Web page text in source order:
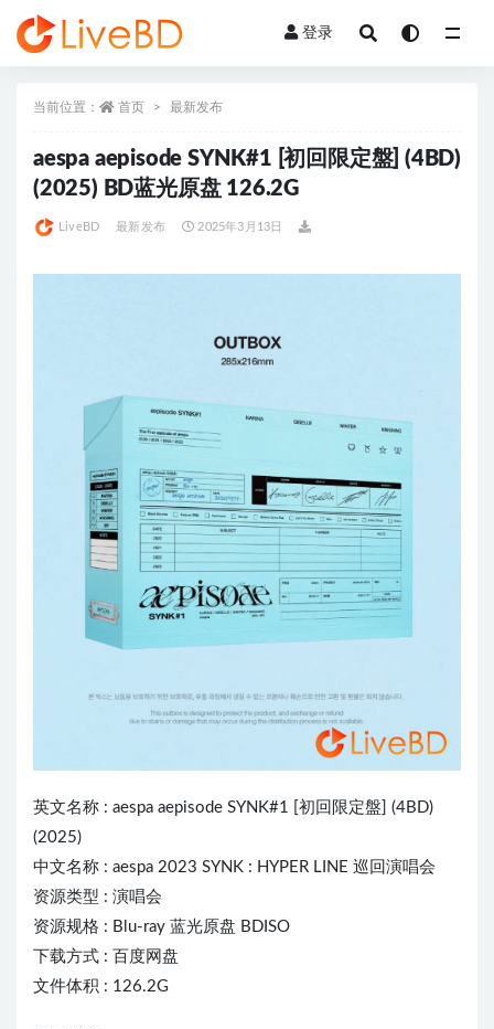
登录
当前位置： 首页 最新发布
aespa aepisode SYNK#1 [初回限定盤] (4BD)
(2025) BD蓝光原盘 126.2G
LiveBD 最新发布 2025年3月13日
英文名称 : aespa aepisode SYNK#1 [初回限定盤] (4BD)
(2025)
中文名称 : aespa 2023 SYNK : HYPER LINE 巡回演唱会
资源类型 : 演唱会
资源规格 : Blu-ray 蓝光原盘 BDISO
下载方式 : 百度网盘
文件体积 : 126.2G